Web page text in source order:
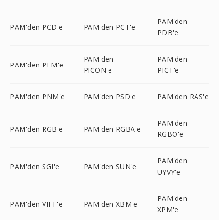
PAM'den PCD'e PAM'den PCT'e
PAM'den
PDB'e
PAM'den PFM'e
PAM'den
PICON'e
PAM'den
PICT'e
PAM'den PNM'e PAM'den PSD'e PAM'den RAS'e
PAM'den RGB'e PAM'den RGBA'e
PAM'den
RGBO'e
PAM'den SGI'e PAM'den SUN'e
PAM'den
UYVY'e
PAM'den VIFF'e PAM'den XBM'e
PAM'den
XPM'e